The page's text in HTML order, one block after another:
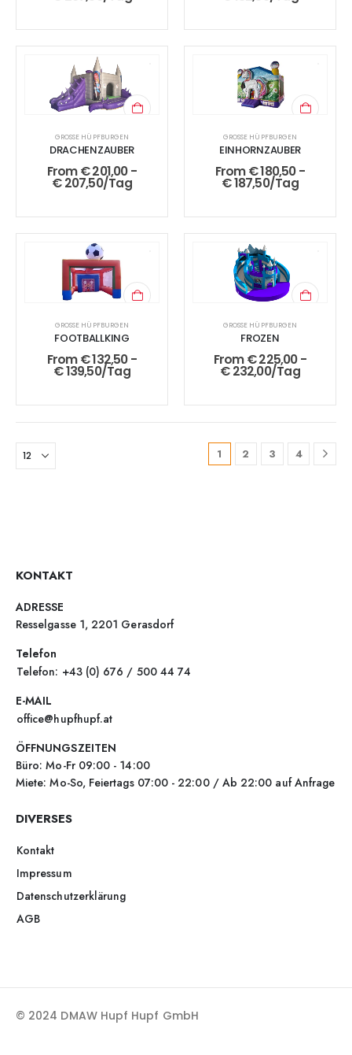
GROSSE HÜPFBURGEN
DRACHENZAUBER
From€201,00-
€207,50/Tag
GROSSE HÜPFBURGEN
EINHORNZAUBER
From€180,50-
€187,50/Tag
GROSSE HÜPFBURGEN
FOOTBALLKING
From€132,50-
€139,50/Tag
GROSSE HÜPFBURGEN
FROZEN
From€225,00-
€232,00/Tag
1 2 3 4
KONTAKT
ADRESSE
Resselgasse 1, 2201 Gerasdorf
Telefon
Telefon: +43 (0) 676 / 500 44 74
E-MAIL
office@hupfhupf.at
ÖFFNUNGSZEITEN
Büro: Mo-Fr 09:00 - 14:00
Miete: Mo-So, Feiertags 07:00 - 22:00 / Ab 22:00 auf Anfrage
DIVERSES
Kontakt
Impressum
Datenschutzerklärung
AGB
© 2024 DMAW Hupf Hupf GmbH